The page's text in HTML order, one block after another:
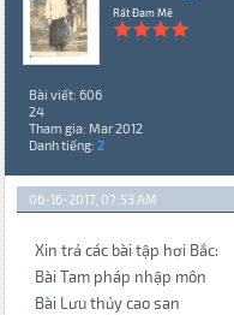
Rất Đam Mê
Bài viết: 606
24
Tham gia: Mar 2012
Danh tiếng: 2
06-16-2017, 07:53 AM
Xin trả các bài tập hơi Bắc:
Bài Tam pháp nhập môn
Bài Lưu thủy cao san